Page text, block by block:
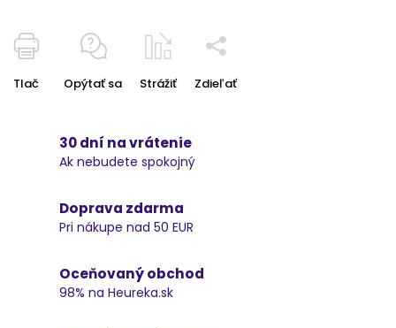
Tlač Opýtať sa Strážiť Zdieľať
30 dní na vrátenie
Ak nebudete spokojný
Doprava zdarma
Pri nákupe nad 50 EUR
Oceňovaný obchod
98% na Heureka.sk